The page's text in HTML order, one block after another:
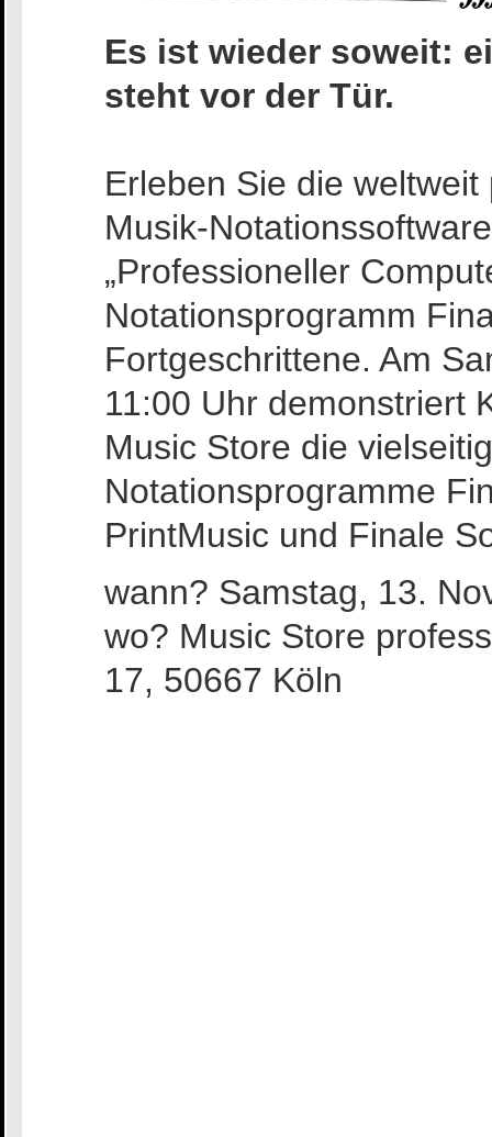
Es ist wieder soweit:
steht vor der Tür.
Erleben Sie die
Musik-
„Professioneller
Notationsprogramm
Fortgeschrittene. Am
11:00 Uhr demonstriert
Music Store die
Notationsprogramme
PrintMusic und Finale
wann? Samstag, 13.
wo? Music Store
17, 50667 Köln